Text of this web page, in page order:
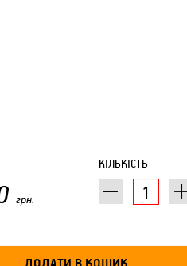
КІЛЬКІСТЬ
грн.